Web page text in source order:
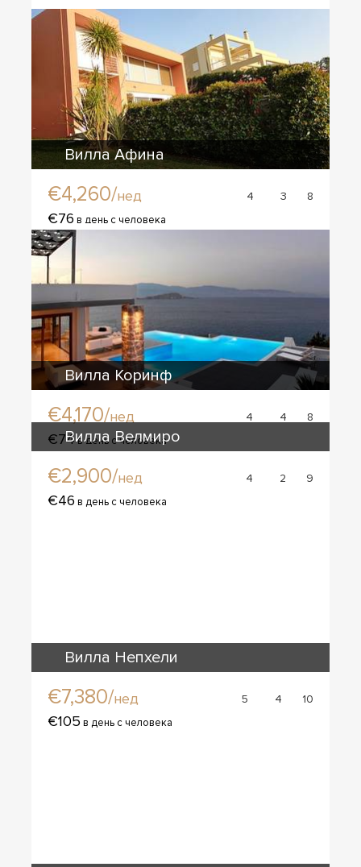
Вилла Афина
€4,260/нед 4 3 8
€76 в день с человека
Вилла Коринф
€4,170/нед 4 4 8
€74в день с человека
Вилла Велмиро
€2,900/нед 4 2 9
€46 в день с человека
Вилла Непхели
€7,380/нед 5 4 10
€105 в день с человека